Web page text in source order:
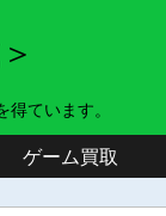
ています。
ゲーム買取